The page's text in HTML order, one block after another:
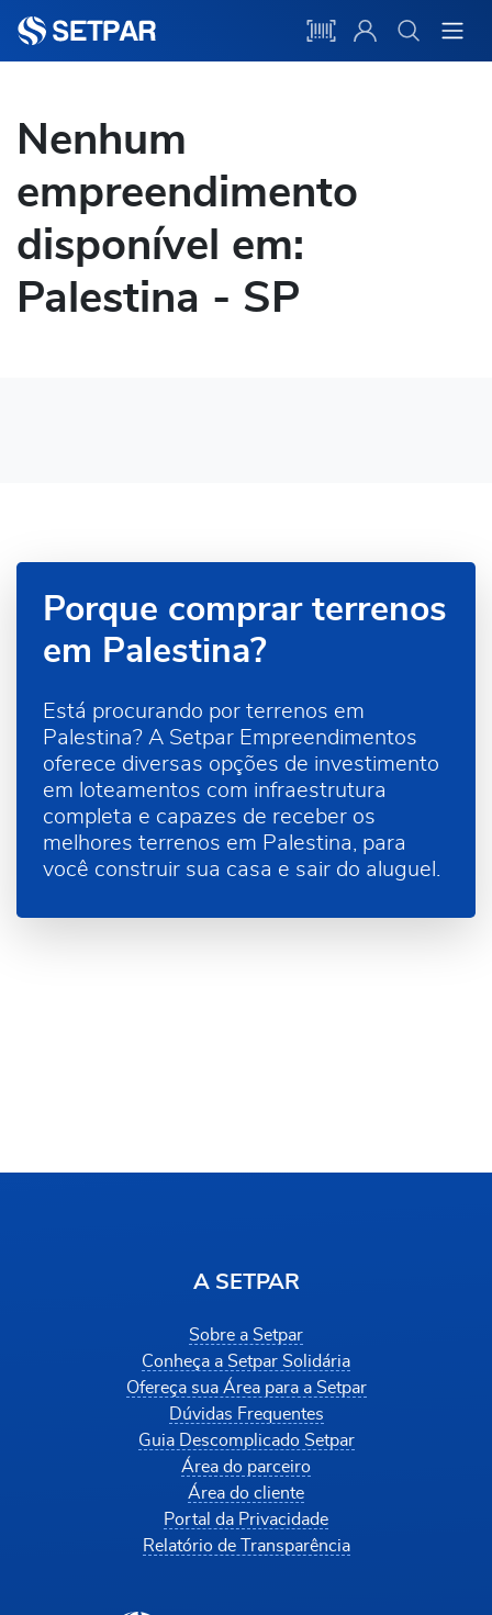
Nenhum
empreendimento
disponível em:
Palestina - SP
Porque comprar terrenos
em Palestina?
Está procurando por terrenos em
Palestina? A Setpar Empreendimentos
oferece diversas opções de investimento
em loteamentos com infraestrutura
completa e capazes de receber os
melhores terrenos em Palestina, para
você construir sua casa e sair do aluguel.
A SETPAR
Sobre a Setpar
Conheça a Setpar Solidária
Ofereça sua Área para a Setpar
Dúvidas Frequentes
Guia Descomplicado Setpar
Área do parceiro
Área do cliente
Portal da Privacidade
Relatório de Transparência